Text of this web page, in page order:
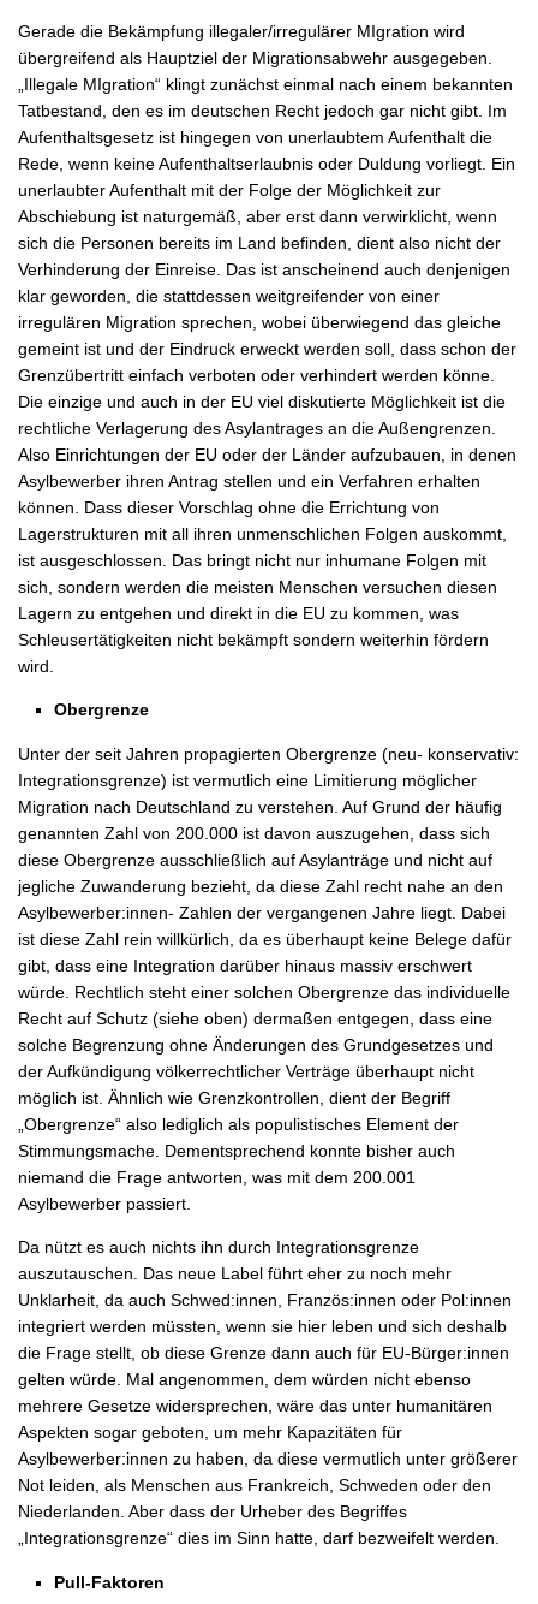
Gerade die Bekämpfung illegaler/irregulärer MIgration wird
übergreifend als Hauptziel der Migrationsabwehr ausgegeben.
„Illegale MIgration“ klingt zunächst einmal nach einem bekannten
Tatbestand, den es im deutschen Recht jedoch gar nicht gibt. Im
Aufenthaltsgesetz ist hingegen von unerlaubtem Aufenthalt die
Rede, wenn keine Aufenthaltserlaubnis oder Duldung vorliegt. Ein
unerlaubter Aufenthalt mit der Folge der Möglichkeit zur
Abschiebung ist naturgemäß, aber erst dann verwirklicht, wenn
sich die Personen bereits im Land befinden, dient also nicht der
Verhinderung der Einreise. Das ist anscheinend auch denjenigen
klar geworden, die stattdessen weitgreifender von einer
irregulären Migration sprechen, wobei überwiegend das gleiche
gemeint ist und der Eindruck erweckt werden soll, dass schon der
Grenzübertritt einfach verboten oder verhindert werden könne.
Die einzige und auch in der EU viel diskutierte Möglichkeit ist die
rechtliche Verlagerung des Asylantrages an die Außengrenzen.
Also Einrichtungen der EU oder der Länder aufzubauen, in denen
Asylbewerber ihren Antrag stellen und ein Verfahren erhalten
können. Dass dieser Vorschlag ohne die Errichtung von
Lagerstrukturen mit all ihren unmenschlichen Folgen auskommt,
ist ausgeschlossen. Das bringt nicht nur inhumane Folgen mit
sich, sondern werden die meisten Menschen versuchen diesen
Lagern zu entgehen und direkt in die EU zu kommen, was
Schleusertätigkeiten nicht bekämpft sondern weiterhin fördern
wird.
Obergrenze
Unter der seit Jahren propagierten Obergrenze (neu- konservativ:
Integrationsgrenze) ist vermutlich eine Limitierung möglicher
Migration nach Deutschland zu verstehen. Auf Grund der häufig
genannten Zahl von 200.000 ist davon auszugehen, dass sich
diese Obergrenze ausschließlich auf Asylanträge und nicht auf
jegliche Zuwanderung bezieht, da diese Zahl recht nahe an den
Asylbewerber:innen- Zahlen der vergangenen Jahre liegt. Dabei
ist diese Zahl rein willkürlich, da es überhaupt keine Belege dafür
gibt, dass eine Integration darüber hinaus massiv erschwert
würde. Rechtlich steht einer solchen Obergrenze das individuelle
Recht auf Schutz (siehe oben) dermaßen entgegen, dass eine
solche Begrenzung ohne Änderungen des Grundgesetzes und
der Aufkündigung völkerrechtlicher Verträge überhaupt nicht
möglich ist. Ähnlich wie Grenzkontrollen, dient der Begriff
„Obergrenze“ also lediglich als populistisches Element der
Stimmungsmache. Dementsprechend konnte bisher auch
niemand die Frage antworten, was mit dem 200.001
Asylbewerber passiert.
Da nützt es auch nichts ihn durch Integrationsgrenze
auszutauschen. Das neue Label führt eher zu noch mehr
Unklarheit, da auch Schwed:innen, Französ:innen oder Pol:innen
integriert werden müssten, wenn sie hier leben und sich deshalb
die Frage stellt, ob diese Grenze dann auch für EU-Bürger:innen
gelten würde. Mal angenommen, dem würden nicht ebenso
mehrere Gesetze widersprechen, wäre das unter humanitären
Aspekten sogar geboten, um mehr Kapazitäten für
Asylbewerber:innen zu haben, da diese vermutlich unter größerer
Not leiden, als Menschen aus Frankreich, Schweden oder den
Niederlanden. Aber dass der Urheber des Begriffes
„Integrationsgrenze“ dies im Sinn hatte, darf bezweifelt werden.
Pull-Faktoren